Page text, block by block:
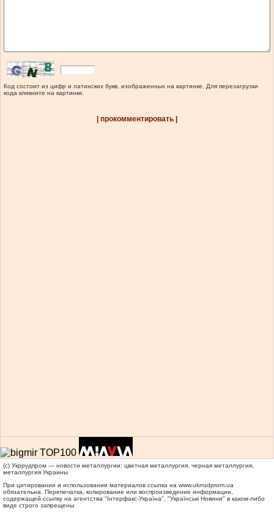
Код состоит из цифр и латинских букв, изображенных на картинке. Для перезагрузки
кода кликните на картинке.
| прокомментировать |
(c) Укррудпром — новости металлургии: цветная металлургия, черная металлургия,
металлургия Украины
При цитировании и использовании материалов ссылка на www.ukrrudprom.ua
обязательна. Перепечатка, копирование или воспроизведение информации,
содержащей ссылку на агентства "Iнтерфакс-Україна", "Українськi Новини" в каком-либо
виде строго запрещены